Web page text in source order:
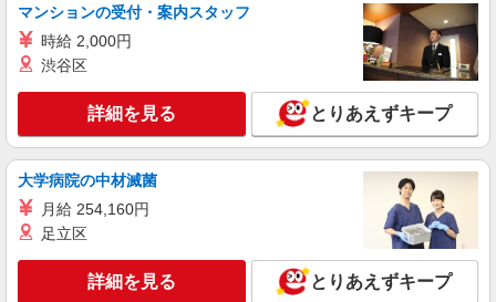
月給 290,000円 〜 390,000円 固定残業代:
38,500円 〜 51,800円（20時間相当） ＊時間外手
当は時間外労働の有無にかかわらず、固定残業代
として支給し、 相当時間を超える時間外労働は法
定通り追加で支給します。固定残業代の金額は月
給に応じ設定します 試用期間あり 2ヶ月 ※経験・
390000 円
■ソフトバンク新田店 群馬県 太田市 新田市野
キープ 詳細を見る
正社員
ソフトバンク太田店
【店長職】ソフトバンクショップの携帯販売ス
月給 260,000円 〜 322,000円 試用期間あり 6
ヶ月 月給25万円以上 ※経験・能力による 【試用
マンションの受付・案内スタッフ
時給 2,000円
渋谷区
詳細を見る とりあえずキープ
大学病院の中材滅菌
月給 254,160円
足立区
詳細を見る とりあえずキープ